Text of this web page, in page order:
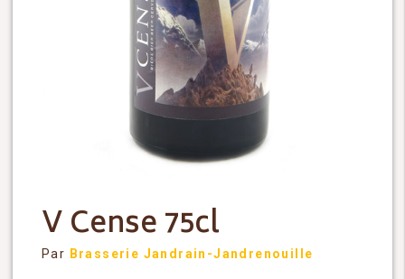
V Cense 75cl
Par Brasserie Jandrain-Jandrenouille